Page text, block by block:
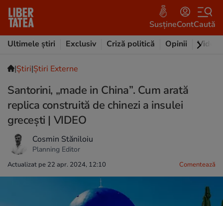
SusțineContCaută
Ultimele știri
Exclusiv Criză politică Opinii Video
|Ştiri|Știri Externe
Santorini, „made in China”. Cum arată
replica construită de chinezi a insulei
grecești | VIDEO
Cosmin Stăniloiu
Planning Editor
Actualizat pe 22 apr. 2024, 12:10 Comentează